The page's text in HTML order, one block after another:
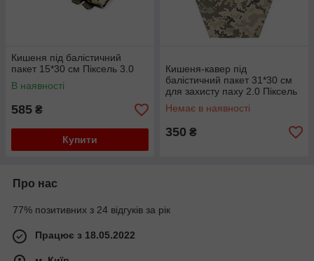
Кишеня під балістичний
пакет 15*30 см Піксель 3.0
В наявності
585 ₴
Купити
Кишеня-кавер під
балістичний пакет 31*30 см
для захисту паху 2.0 Піксель
Немає в наявності
350 ₴
Про нас
77% позитивних з 24 відгуків за рік
Працює з 18.05.2022